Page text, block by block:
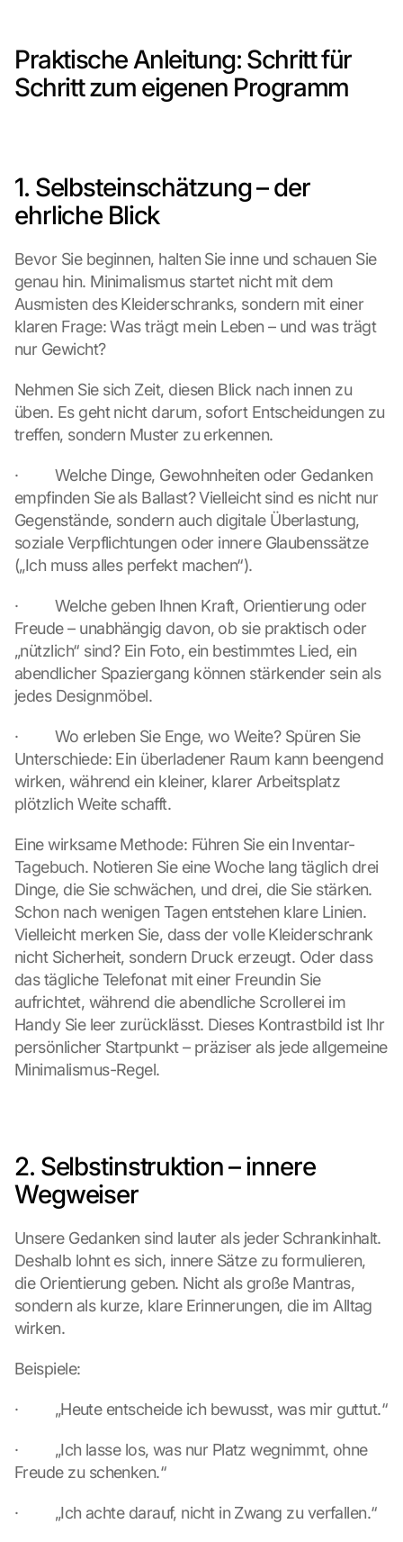
Praktische Anleitung: Schritt für
Schritt zum eigenen Programm
1. Selbsteinschätzung – der
ehrliche Blick
Bevor Sie beginnen, halten Sie inne und schauen Sie
genau hin. Minimalismus startet nicht mit dem
Ausmisten des Kleiderschranks, sondern mit einer
klaren Frage: Was trägt mein Leben – und was trägt
nur Gewicht?
Nehmen Sie sich Zeit, diesen Blick nach innen zu
üben. Es geht nicht darum, sofort Entscheidungen zu
treffen, sondern Muster zu erkennen.
·         Welche Dinge, Gewohnheiten oder Gedanken
empfinden Sie als Ballast? Vielleicht sind es nicht nur
Gegenstände, sondern auch digitale Überlastung,
soziale Verpflichtungen oder innere Glaubenssätze
(„Ich muss alles perfekt machen“).
·         Welche geben Ihnen Kraft, Orientierung oder
Freude – unabhängig davon, ob sie praktisch oder
„nützlich“ sind? Ein Foto, ein bestimmtes Lied, ein
abendlicher Spaziergang können stärkender sein als
jedes Designmöbel.
·         Wo erleben Sie Enge, wo Weite? Spüren Sie
Unterschiede: Ein überladener Raum kann beengend
wirken, während ein kleiner, klarer Arbeitsplatz
plötzlich Weite schafft.
Eine wirksame Methode: Führen Sie ein Inventar-
Tagebuch. Notieren Sie eine Woche lang täglich drei
Dinge, die Sie schwächen, und drei, die Sie stärken.
Schon nach wenigen Tagen entstehen klare Linien.
Vielleicht merken Sie, dass der volle Kleiderschrank
nicht Sicherheit, sondern Druck erzeugt. Oder dass
das tägliche Telefonat mit einer Freundin Sie
aufrichtet, während die abendliche Scrollerei im
Handy Sie leer zurücklässt. Dieses Kontrastbild ist Ihr
persönlicher Startpunkt – präziser als jede allgemeine
Minimalismus-Regel.
2. Selbstinstruktion – innere
Wegweiser
Unsere Gedanken sind lauter als jeder Schrankinhalt.
Deshalb lohnt es sich, innere Sätze zu formulieren,
die Orientierung geben. Nicht als große Mantras,
sondern als kurze, klare Erinnerungen, die im Alltag
wirken.
Beispiele:
·         „Heute entscheide ich bewusst, was mir guttut.“
·         „Ich lasse los, was nur Platz wegnimmt, ohne
Freude zu schenken.“
·         „Ich achte darauf, nicht in Zwang zu verfallen.“